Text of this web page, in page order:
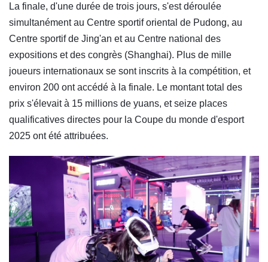
La finale, d'une durée de trois jours, s'est déroulée
simultanément au Centre sportif oriental de Pudong, au
Centre sportif de Jing'an et au Centre national des
expositions et des congrès (Shanghai). Plus de mille
joueurs internationaux se sont inscrits à la compétition, et
environ 200 ont accédé à la finale. Le montant total des
prix s'élevait à 15 millions de yuans, et seize places
qualificatives directes pour la Coupe du monde d'esport
2025 ont été attribuées.